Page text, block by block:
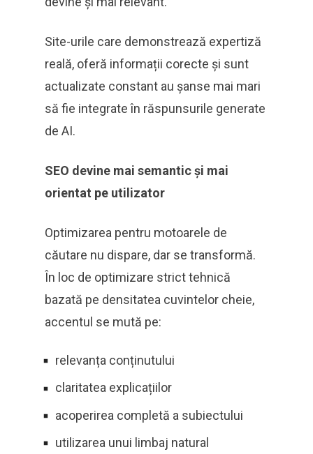
Site-urile care demonstrează expertiză
reală, oferă informații corecte și sunt
actualizate constant au șanse mai mari
să fie integrate în răspunsurile generate
de AI.
SEO devine mai semantic și mai
orientat pe utilizator
Optimizarea pentru motoarele de
căutare nu dispare, dar se transformă.
În loc de optimizare strict tehnică
bazată pe densitatea cuvintelor cheie,
accentul se mută pe:
relevanța conținutului
claritatea explicațiilor
acoperirea completă a subiectului
utilizarea unui limbaj natural